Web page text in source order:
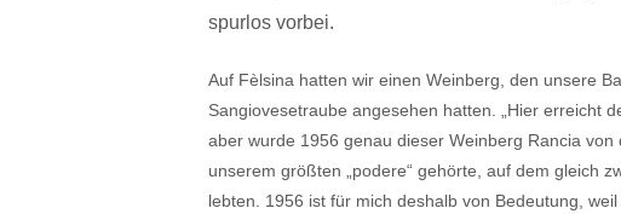
spurlos vorbei.
Auf Fèlsina hatten wir einen Weinberg, den unsere
Sangiovesetraube angesehen hatten. „Hier erreicht
aber wurde 1956 genau dieser Weinberg Rancia
unserem größten „podere“ gehörte, auf dem gleich
lebten. 1956 ist für mich deshalb von Bedeutung,